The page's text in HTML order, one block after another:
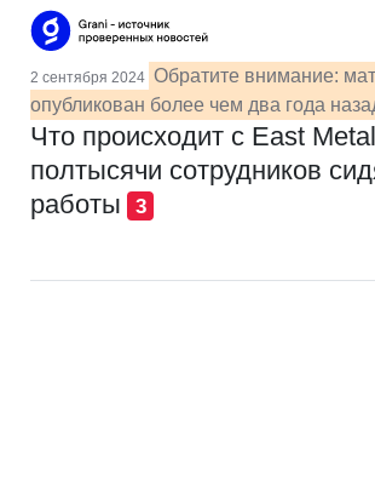
2 сентября 2024 Обратите внимание:
опубликован более чем два года
Что происходит с East
полтысячи сотрудников
работы
3